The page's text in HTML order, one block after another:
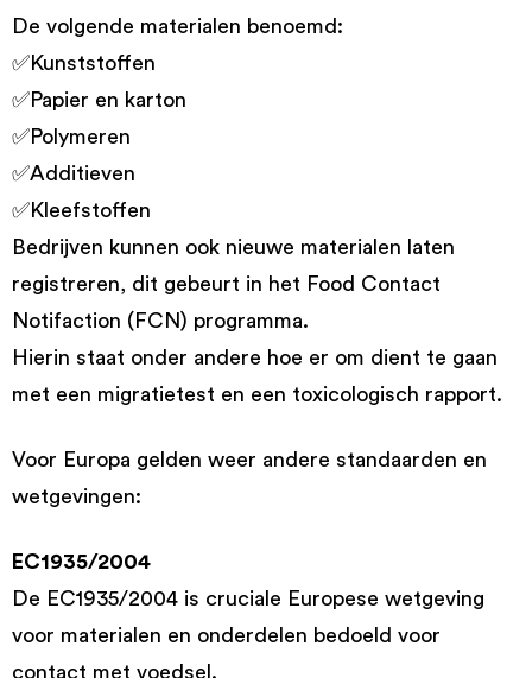
De volgende materialen benoemd:
✅Kunststoffen
✅Papier en karton
✅Polymeren
✅Additieven
✅Kleefstoffen
Bedrijven kunnen ook nieuwe materialen laten
registreren, dit gebeurt in het Food Contact
Notifaction (FCN) programma.
Hierin staat onder andere hoe er om dient te gaan
met een migratietest en een toxicologisch rapport.
Voor Europa gelden weer andere standaarden en
wetgevingen:
EC1935/2004
De EC1935/2004 is cruciale Europese wetgeving
voor materialen en onderdelen bedoeld voor
contact met voedsel.